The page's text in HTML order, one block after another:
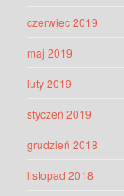
czerwiec 2019
maj 2019
luty 2019
styczeń 2019
grudzień 2018
listopad 2018